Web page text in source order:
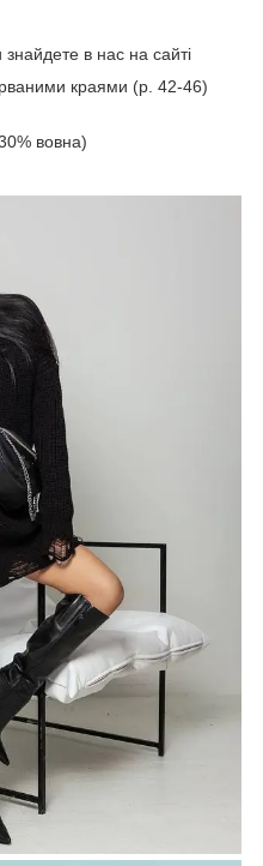
знайдете в нас на сайті
рваними краями (р. 42-46)
вовна)